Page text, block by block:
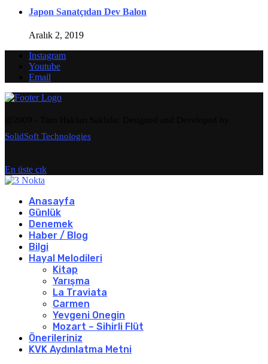
Japon Sanatçıdan Dev Balon
Aralık 2, 2019
Instagram
Youtube
Email
SolidSoft Technologies
En üste çık
Anasayfa
Günlük
Denemek
Haber / Blog
Bilgi
Hayal Melodileri
Kitap
Yarışma
La Traviata
Carmen
Yevgeni Onegin
Mozart – Sihirli Flüt
Önerileriniz
KVK Aydınlatma Metni